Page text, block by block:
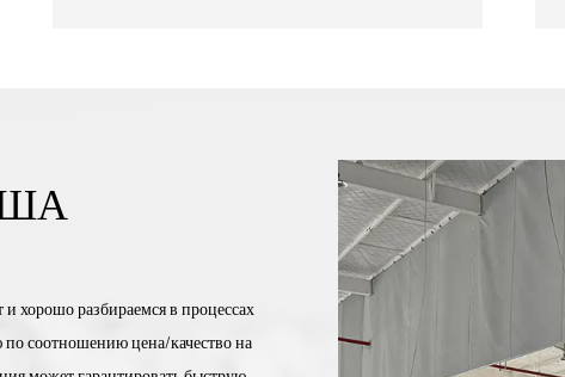
хорошо разбираемся в процессах
соотношению цена/качество на